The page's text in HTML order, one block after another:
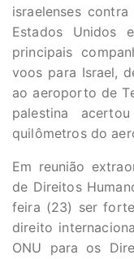
israelenses
Estados Unidos
principais
voos para Israel,
ao aeroporto de
palestina
quilômetros do
Em reunião
de Direitos
feira (23) ser
direito
ONU para os